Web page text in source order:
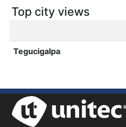
Top city views
Tegucigalpa